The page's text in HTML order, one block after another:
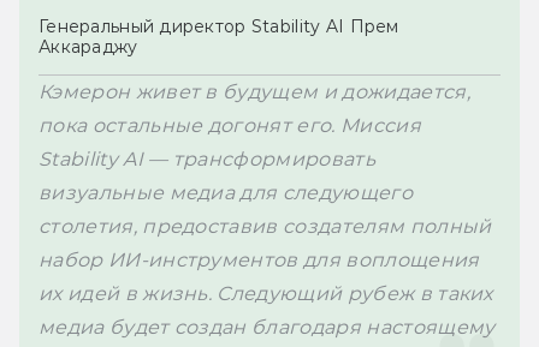
Генеральный директор Stability AI Прем
Аккараджу
Кэмерон живет в будущем и дожидается,
пока остальные догонят его. Миссия
Stability AI — трансформировать
визуальные медиа для следующего
столетия, предоставив создателям полный
набор ИИ-инструментов для воплощения
их идей в жизнь. Следующий рубеж в таких
медиа будет создан благодаря настоящему